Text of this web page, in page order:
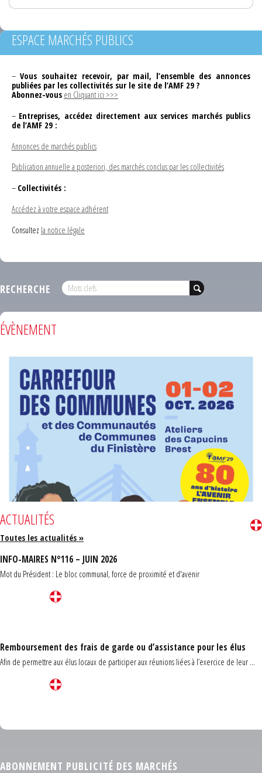
ESPACE MARCHÉS PUBLICS
– Vous souhaitez recevoir, par mail, l’ensemble des annonces
publiées par les collectivités sur le site de l’AMF 29 ?
Abonnez-vous en Cliquant ici >>>
– Entreprises, accédez directement aux services marchés publics
de l’AMF 29 :
Annonces de marchés publics
Publication annuelle a posteriori, des marchés conclus par les collectivités
– Collectivités :
Accédez à votre espace adhérent
Consultez la notice légale
RECHERCHE
ÉVÈNEMENT
ACTUALITÉS
Toutes les actualités »
INFO-MAIRES N°116 – JUIN 2026
Mot du Président : Le bloc communal, force de proximité et d'avenir
Remboursement des frais de garde ou d’assistance pour les élus
Afin de permettre aux élus locaux de participer aux réunions liées à l’exercice de leur ...
ABONNEMENT PUBLICITÉ DES MARCHÉS